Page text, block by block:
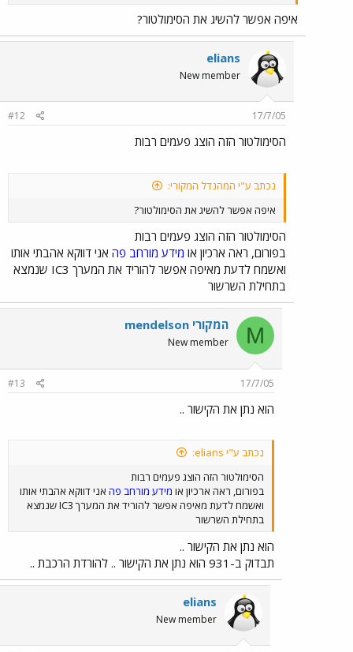
איפה אפשר להשיג את הסימולטור?
elians
New member
17/7/05
#12
הסימולטור הזה הוצג פעמים רבות
נכתב ע"י המהנדל המקורי:
איפה אפשר להשיג את הסימולטור?
הסימולטור הזה הוצג פעמים רבות
בפורום, ראה ארכיון או מידע מורחב פה אני דווקא אהבתי אותו
ואשמח לדעת מאיפה אפשר להוריד את המערך IC3 שנמצא
בתחילת השרשור
M mendelson המקורי
New member
17/7/05
#13
הוא נתן את הקישור ..
נכתב ע"י elians:
הסימולטור הזה הוצג פעמים רבות
בפורום, ראה ארכיון או מידע מורחב פה אני דווקא אהבתי אותו
ואשמח לדעת מאיפה אפשר להוריד את המערך IC3 שנמצא
בתחילת השרשור
הוא נתן את הקישור ..
תבדוק ב-931 הוא נתן את הקישור .. להורדת הרכבת ..
elians
New member